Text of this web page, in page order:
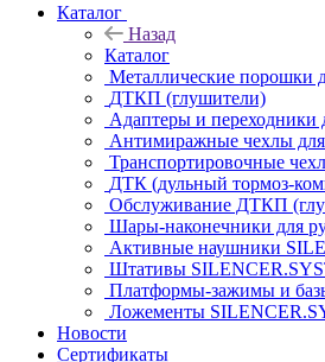
Каталог
Назад
Каталог
Металлические порошки
ДТКП (глушители)
Адаптеры и
Антимиражные чехлы
Транспортировочные
ДТК (дульный тормоз-
Обслуживание ДТКП
Шары-наконечники для
Активные наушники
Штативы
Платформы-зажимы и
Ложементы
Новости
Сертификаты